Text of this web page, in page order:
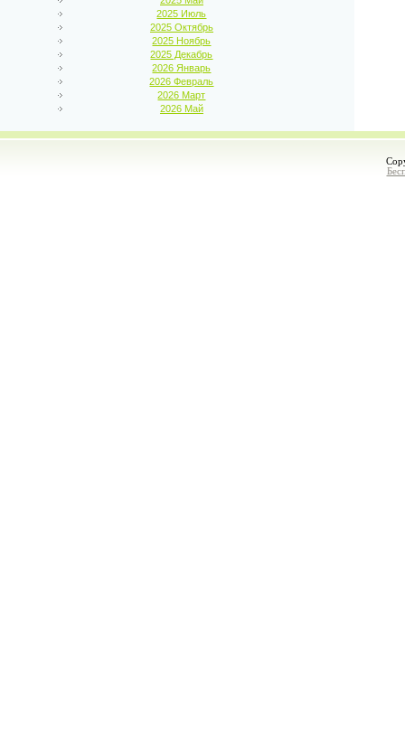
2025 Июль
2025 Октябрь
2025 Ноябрь
2025 Декабрь
2026 Январь
2026 Февраль
2026 Март
2026 Май